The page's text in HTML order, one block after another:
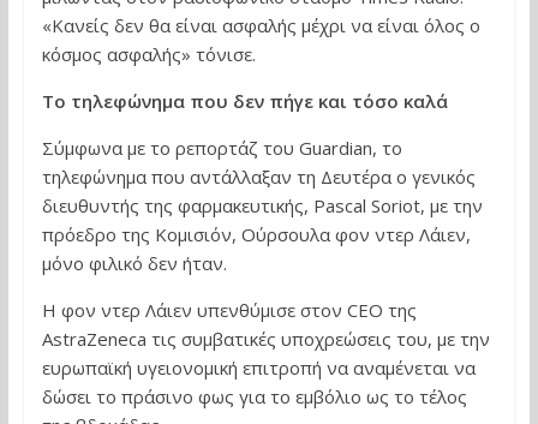
«Κανείς δεν θα είναι ασφαλής μέχρι να είναι όλος ο
κόσμος ασφαλής» τόνισε.
Το τηλεφώνημα που δεν πήγε και τόσο καλά
Σύμφωνα με το ρεπορτάζ του Guardian, το
τηλεφώνημα που αντάλλαξαν τη Δευτέρα ο γενικός
διευθυντής της φαρμακευτικής, Pascal Soriot, με την
πρόεδρο της Κομισιόν, Ούρσουλα φον ντερ Λάιεν,
μόνο φιλικό δεν ήταν.
Η φον ντερ Λάιεν υπενθύμισε στον CEO της
AstraZeneca τις συμβατικές υποχρεώσεις του, με την
ευρωπαϊκή υγειονομική επιτροπή να αναμένεται να
δώσει το πράσινο φως για το εμβόλιο ως το τέλος